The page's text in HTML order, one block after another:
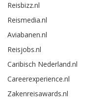
Reisbizz.nl
Reismedia.nl
Aviabanen.nl
Reisjobs.nl
Caribisch Nederland.nl
Careerexperience.nl
Zakenreisawards.nl